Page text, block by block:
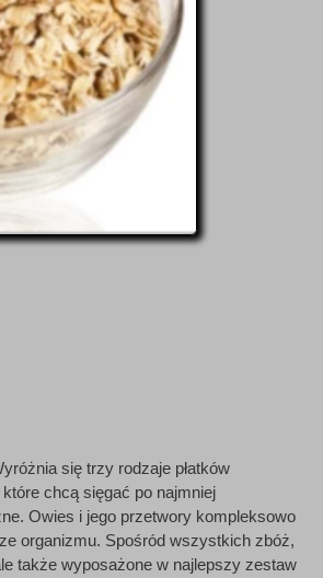
się trzy rodzaje płatków
chcą sięgać po najmniej
Owies i jego przetwory kompleksowo
organizmu. Spośród wszystkich zbóż,
także wyposażone w najlepszy zestaw